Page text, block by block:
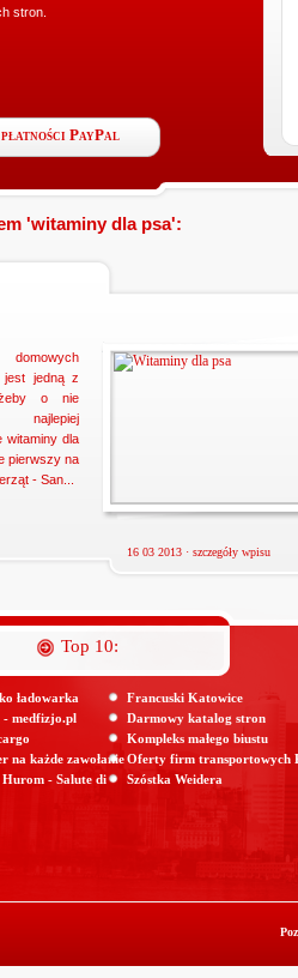
stron.
PayPal
doskonałego prezentu dla swojej
Specjalnie dla Was utworzyliśmy sklep
'witaminy dla psa':
domowych
jest jedną z
o nie
najlepiej
witaminy dla
pierwszy na
- San...
16 03 2013 · szczegóły wpisu
Top 10:
ładowarka
- medfizjo.pl
na każde zawołanie
- Salute di
Francuski Katowice
Darmowy katalog stron
Kompleks małego biustu
Oferty firm transportowych
Szóstka Weidera